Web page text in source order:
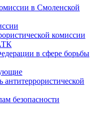
в Смоленской
комиссии
в сфере борьбы
антитеррористической
безопасности